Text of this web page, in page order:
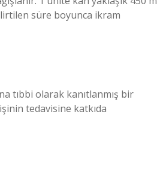
süre boyunca ikram
tıbbi olarak kanıtlanmış bir
tedavisine katkıda